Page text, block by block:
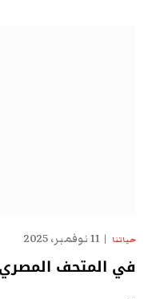
حياتنا 11 نوفمبر، 2025
في المتحف